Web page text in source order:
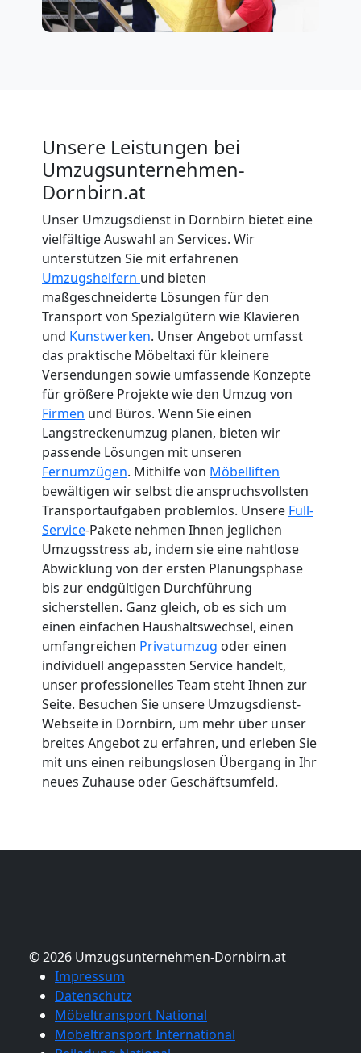
Unsere Leistungen bei
Umzugsunternehmen-
Dornbirn.at
Unser Umzugsdienst in Dornbirn bietet eine
vielfältige Auswahl an Services. Wir
unterstützen Sie mit erfahrenen
Umzugshelfern und bieten
maßgeschneiderte Lösungen für den
Transport von Spezialgütern wie Klavieren
und Kunstwerken. Unser Angebot umfasst
das praktische Möbeltaxi für kleinere
Versendungen sowie umfassende Konzepte
für größere Projekte wie den Umzug von
Firmen und Büros. Wenn Sie einen
Langstreckenumzug planen, bieten wir
passende Lösungen mit unseren
Fernumzügen. Mithilfe von Möbelliften
bewältigen wir selbst die anspruchsvollsten
Transportaufgaben problemlos. Unsere Full-
Service-Pakete nehmen Ihnen jeglichen
Umzugsstress ab, indem sie eine nahtlose
Abwicklung von der ersten Planungsphase
bis zur endgültigen Durchführung
sicherstellen. Ganz gleich, ob es sich um
einen einfachen Haushaltswechsel, einen
umfangreichen Privatumzug oder einen
individuell angepassten Service handelt,
unser professionelles Team steht Ihnen zur
Seite. Besuchen Sie unsere Umzugsdienst-
Webseite in Dornbirn, um mehr über unser
breites Angebot zu erfahren, und erleben Sie
mit uns einen reibungslosen Übergang in Ihr
neues Zuhause oder Geschäftsumfeld.
© 2026 Umzugsunternehmen-Dornbirn.at
Impressum
Datenschutz
Möbeltransport National
Möbeltransport International